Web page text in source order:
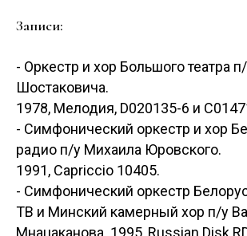
Записи:
- Оркестр и хор Большого театра
Шостаковича.
1978, Мелодия, D020135-6 и
- Симфонический оркестр и хор
радио п/у Михаила Юровского.
1991, Capriccio 10405.
- Симфонический оркестр
ТВ и Минский камерный хор п/у